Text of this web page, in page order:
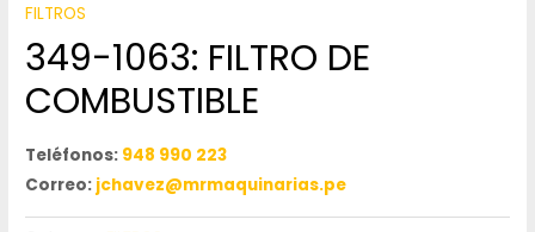
FILTROS
349-1063: FILTRO DE
COMBUSTIBLE
Teléfonos: 948 990 223
Correo: jchavez@mrmaquinarias.pe